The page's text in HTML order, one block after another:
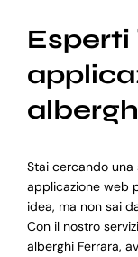
Esperti
Stai cercando
applicazione web
idea, ma non sai
Con il nostro
alberghi Ferrara,